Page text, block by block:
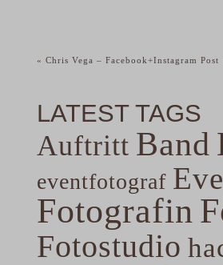
« Chris Vega – Facebook+Instagram Post
LATEST TAGS
Auftritt Band
eventfotograf
Fotografin
Fotostudio